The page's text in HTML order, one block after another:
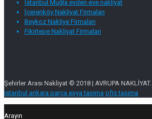
İstanbul Muğla evden eve nakliyat
İçerenköy Nakliyat Firmaları
Beykoz Nakliye Firmaları
Fikirtepe Nakliyat Firmaları
Şehirler Arası Nakliyat © 2018 | AVRUPA NAKLİYAT.
istanbul ankara parça eşya taşıma ofis taşıma
Arayın